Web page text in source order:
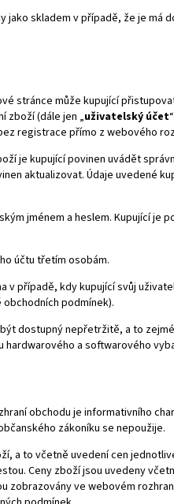
skladem v případě, že je má
stránce může kupující
zboží (dále jen „uživatelský účet
registrace přímo z webového
je kupující povinen uvádět
aktualizovat. Údaje uvedené
jménem a heslem. Kupující je
účtu třetím osobám.
případě, kdy kupující svůj
podmínek).
dostupný nepřetržitě, a to
a softwarového
obchodu je informativního
zákoníku se nepoužije.
a to včetně uvedení cen
Ceny zboží jsou uvedeny
zobrazovány ve webovém